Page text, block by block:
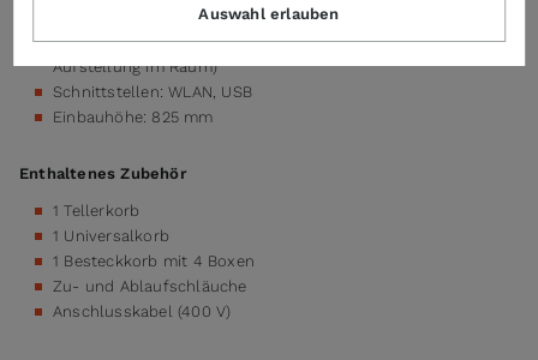
Tank, Gestell, Klarspülarme, Verkleidung CrNi-Stahl 1.4301
optional mit Rückseitenverkleidung (notwendig bei freier
Aufstellung im Raum)
Schnittstellen: WLAN, USB
Einbauhöhe: 825 mm
Enthaltenes Zubehör
1 Tellerkorb
1 Universalkorb
1 Besteckkorb mit 4 Boxen
Zu- und Ablaufschläuche
Anschlusskabel (400 V)
Auswahl erlauben